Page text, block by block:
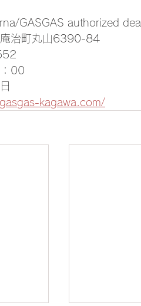
GASGAS authorized
庵治町丸山6390-84
00
kagawa.com/